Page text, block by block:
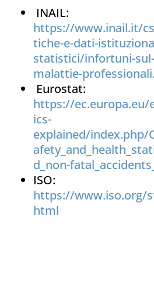
INAIL:
https://www.inail.it/
tiche-e-dati-
statistici/infortuni-
malattie-
Eurostat:
https://
ics-
explained/index.php/
d_non-
ISO:
https://www.iso.org/
html